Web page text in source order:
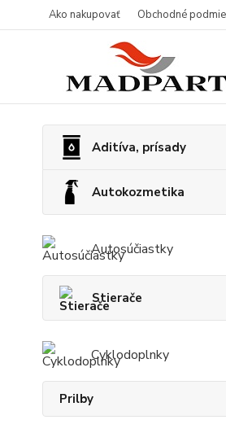
Ako nakupovať Obchodné
Aditíva, prísady
Autokozmetika
Autosúčiastky
Stierače
Cyklodoplnky
Prilby